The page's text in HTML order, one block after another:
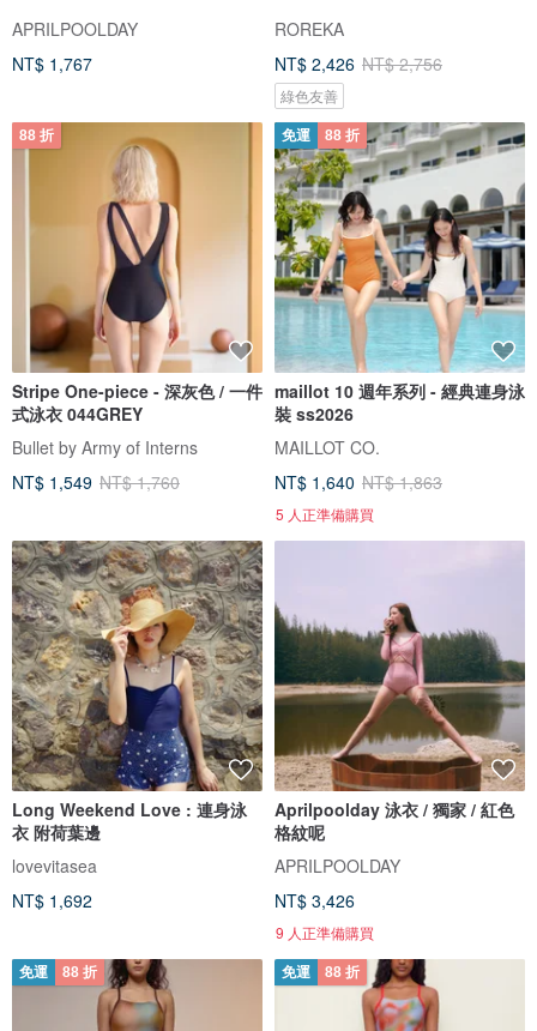
APRILPOOLDAY
NT$ 1,767
ROREKA
NT$ 2,426 NT$ 2,756
綠色友善
88 折
Stripe One-piece - 深灰色 / 一件
式泳衣 044GREY
Bullet by Army of Interns
NT$ 1,549 NT$ 1,760
免運 88 折
maillot 10 週年系列 - 經典連身泳
裝 ss2026
MAILLOT CO.
NT$ 1,640 NT$ 1,863
5 人正準備購買
Long Weekend Love : 連身泳
衣 附荷葉邊
lovevitasea
NT$ 1,692
Aprilpoolday 泳衣 / 獨家 / 紅色
格紋呢
APRILPOOLDAY
NT$ 3,426
9 人正準備購買
免運 88 折 免運 88 折